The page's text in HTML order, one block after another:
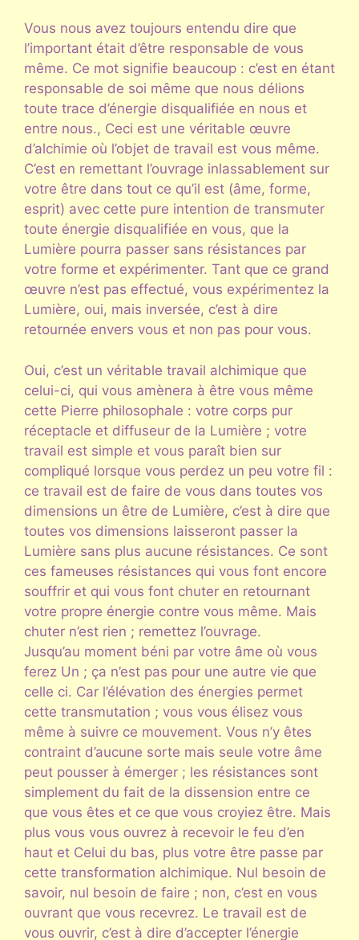
Vous nous avez toujours entendu dire que
l’important était d’être responsable de vous
même. Ce mot signifie beaucoup : c’est en étant
responsable de soi même que nous délions
toute trace d’énergie disqualifiée en nous et
entre nous., Ceci est une véritable œuvre
d’alchimie où l’objet de travail est vous même.
C’est en remettant l’ouvrage inlassablement sur
votre être dans tout ce qu’il est (âme, forme,
esprit) avec cette pure intention de transmuter
toute énergie disqualifiée en vous, que la
Lumière pourra passer sans résistances par
votre forme et expérimenter. Tant que ce grand
œuvre n’est pas effectué, vous expérimentez la
Lumière, oui, mais inversée, c’est à dire
retournée envers vous et non pas pour vous.
Oui, c’est un véritable travail alchimique que
celui-ci, qui vous amènera à être vous même
cette Pierre philosophale : votre corps pur
réceptacle et diffuseur de la Lumière ; votre
travail est simple et vous paraît bien sur
compliqué lorsque vous perdez un peu votre fil :
ce travail est de faire de vous dans toutes vos
dimensions un être de Lumière, c’est à dire que
toutes vos dimensions laisseront passer la
Lumière sans plus aucune résistances. Ce sont
ces fameuses résistances qui vous font encore
souffrir et qui vous font chuter en retournant
votre propre énergie contre vous même. Mais
chuter n’est rien ; remettez l’ouvrage.
Jusqu’au moment béni par votre âme où vous
ferez Un ; ça n’est pas pour une autre vie que
celle ci. Car l’élévation des énergies permet
cette transmutation ; vous vous élisez vous
même à suivre ce mouvement. Vous n’y êtes
contraint d’aucune sorte mais seule votre âme
peut pousser à émerger ; les résistances sont
simplement du fait de la dissension entre ce
que vous êtes et ce que vous croyiez être. Mais
plus vous vous ouvrez à recevoir le feu d’en
haut et Celui du bas, plus votre être passe par
cette transformation alchimique. Nul besoin de
savoir, nul besoin de faire ; non, c’est en vous
ouvrant que vous recevrez. Le travail est de
vous ouvrir, c’est à dire d’accepter l’énergie